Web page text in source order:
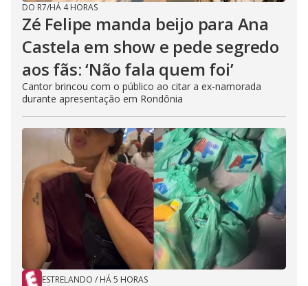
DO R7/HÁ 4 HORAS
Zé Felipe manda beijo para Ana
Castela em show e pede segredo
aos fãs: ‘Não fala quem foi’
Cantor brincou com o público ao citar a ex-namorada
durante apresentação em Rondônia
ESTRELANDO / HÁ 5 HORAS